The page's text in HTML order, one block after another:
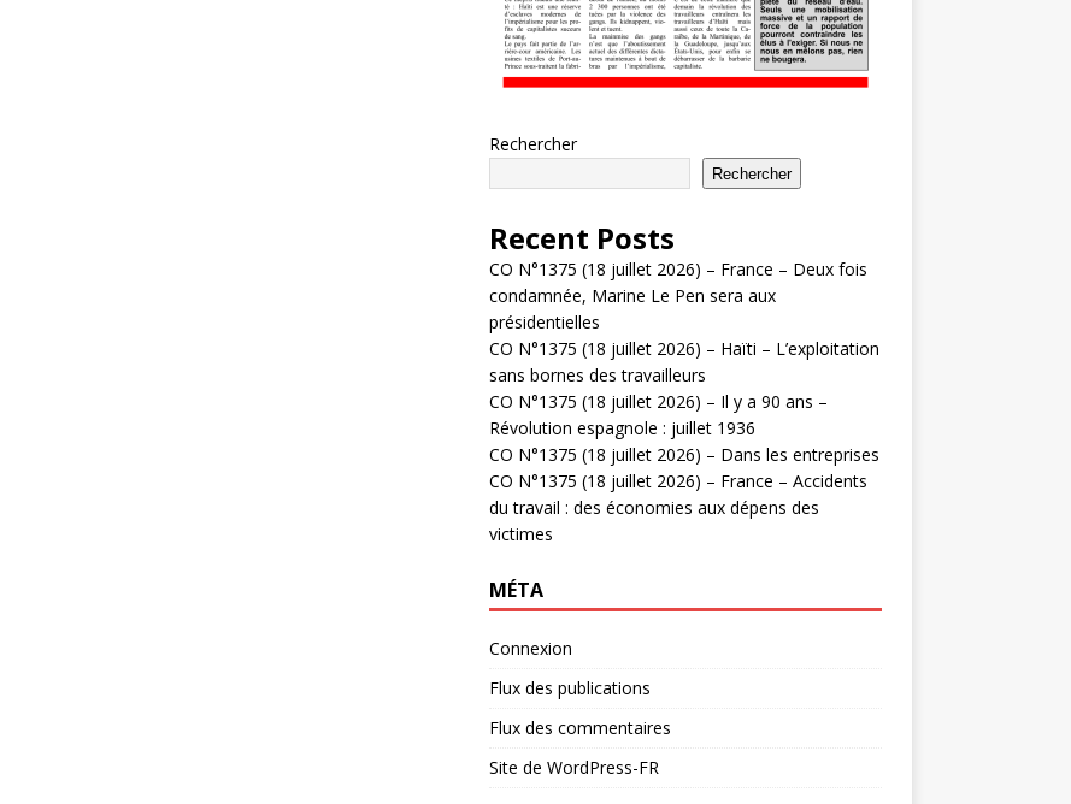
Rechercher
Rechercher
Recent Posts
CO N°1375 (18 juillet 2026) – France – Deux fois
condamnée, Marine Le Pen sera aux
présidentielles
CO N°1375 (18 juillet 2026) – Haïti – L’exploitation
sans bornes des travailleurs
CO N°1375 (18 juillet 2026) – Il y a 90 ans –
Révolution espagnole : juillet 1936
CO N°1375 (18 juillet 2026) – Dans les entreprises
CO N°1375 (18 juillet 2026) – France – Accidents
du travail : des économies aux dépens des
victimes
MÉTA
Connexion
Flux des publications
Flux des commentaires
Site de WordPress-FR